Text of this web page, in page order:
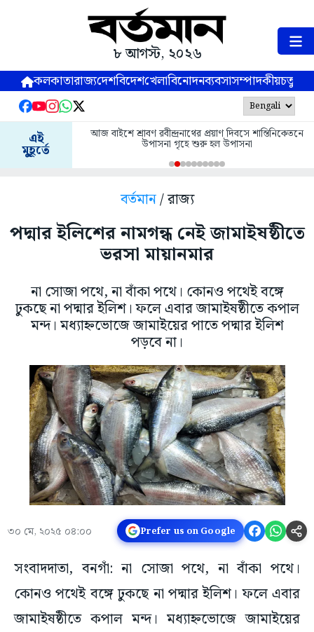
৮ আগস্ট, ২০২৬
কলকাতারাজ্যদেশবিদেশখেলাবিনোদনব্যবসাসম্পাদকীয়
এই
মুহূর্তে
আজ বাইশে শ্রাবণ রবীন্দ্রনাথের প্রয়াণ দিবসে শান্তিনিকেতনে
উপাসনা গৃহে শুরু হল উপাসনা
বর্তমান/ রাজ্য
পদ্মার ইলিশের নামগন্ধ নেই জামাইষষ্ঠীতে
ভরসা মায়ানমার
না সোজা পথে, না বাঁকা পথে। কোনও পথেই বঙ্গে
ঢুকছে না পদ্মার ইলিশ। ফলে এবার জামাইষষ্ঠীতে কপাল
মন্দ। মধ্যাহ্নভোজে জামাইয়ের পাতে পদ্মার ইলিশ
পড়বে না।
৩০ মে, ২০২৫ ০৪:০০ Prefer us on Google
সংবাদদাতা, বনগাঁ: না সোজা পথে, না বাঁকা পথে।
কোনও পথেই বঙ্গে ঢুকছে না পদ্মার ইলিশ। ফলে এবার
জামাইষষ্ঠীতে কপাল মন্দ। মধ্যাহ্নভোজে জামাইয়ের